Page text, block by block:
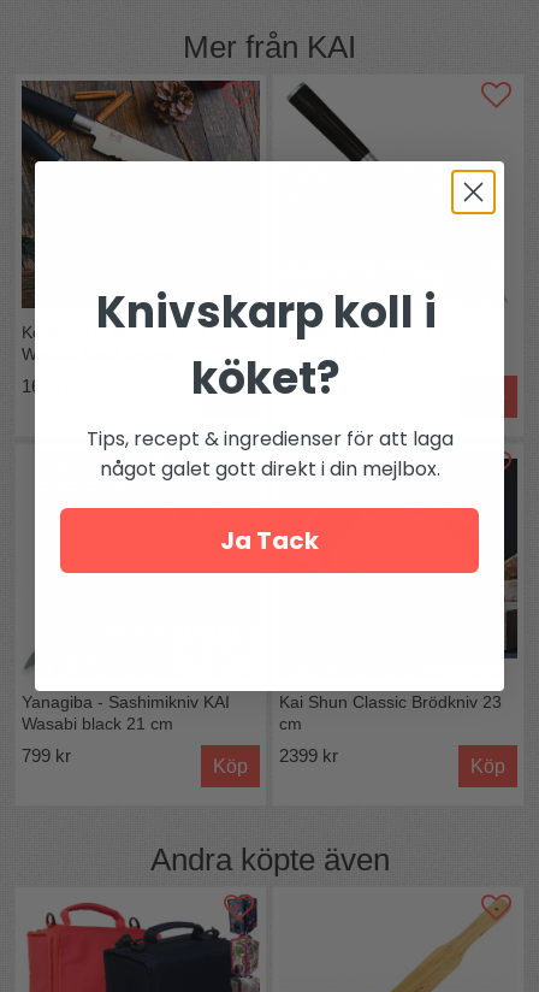
Mer från KAI
Kockkniv & Brödkniv KAI
Wasabi black knivset
1625 kr
Köp
Kockkniv KAI Shun Classic
2991 kr
Yanagiba - Sashimikniv KAI
Wasabi black 21 cm
799 kr
Köp
Kai Shun Classic Brödkniv 23
cm
2399 kr
Köp
Andra köpte även
Knivskarp koll i
köket?
Tips, recept & ingredienser för att laga
något galet gott direkt i din mejlbox.
Ja Tack